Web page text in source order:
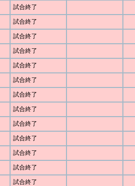
試合終了
試合終了
試合終了
試合終了
試合終了
試合終了
試合終了
試合終了
試合終了
試合終了
試合終了
試合終了
試合終了